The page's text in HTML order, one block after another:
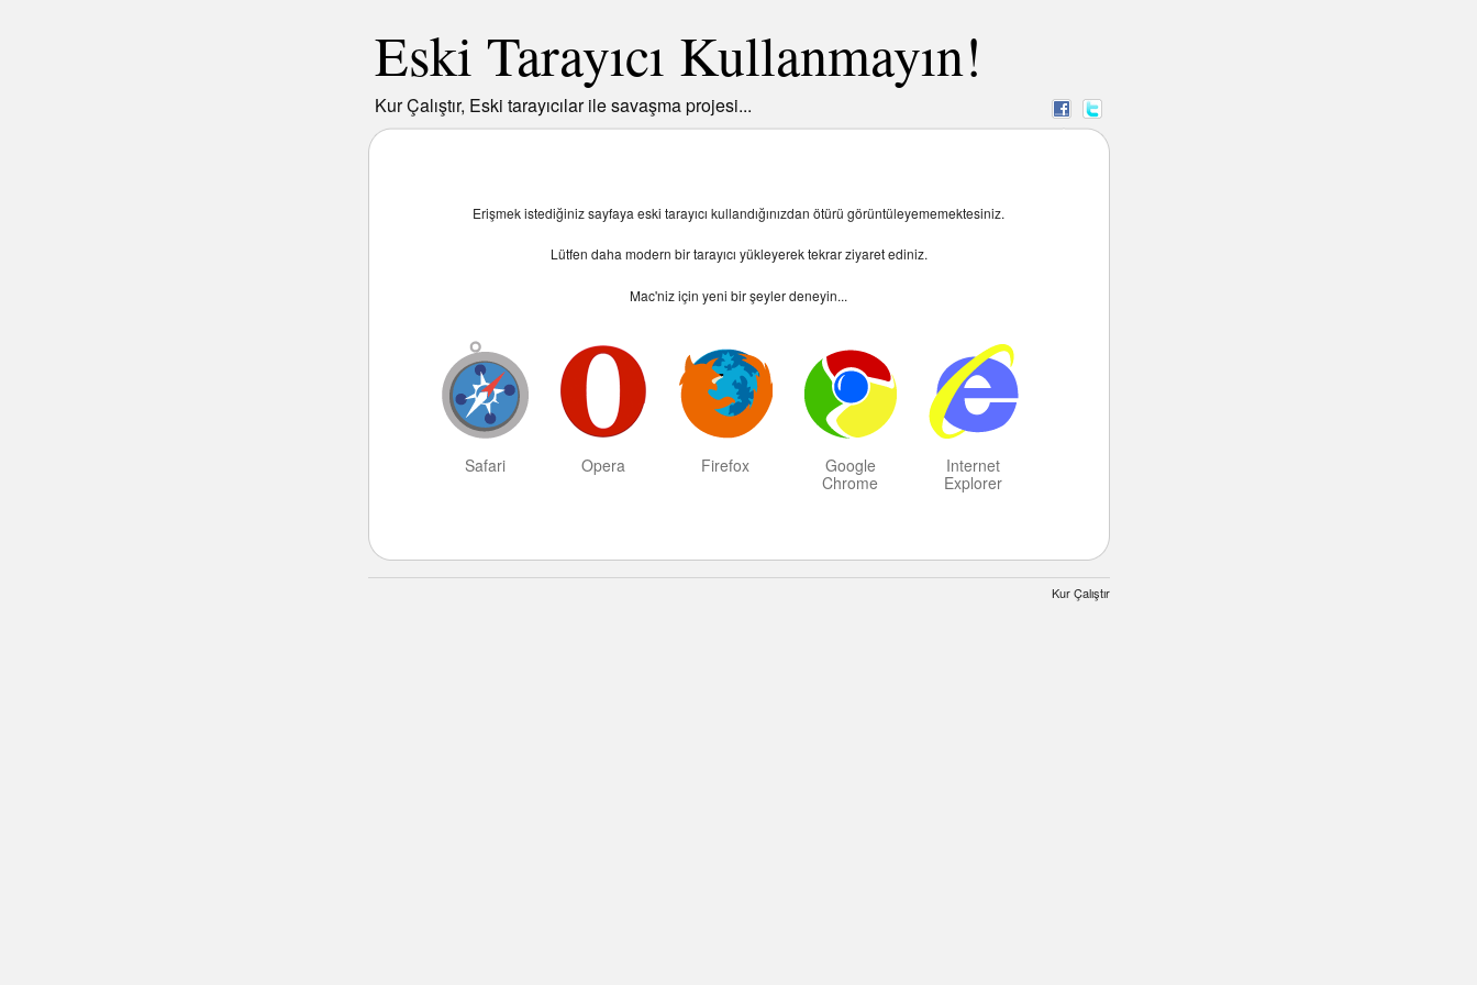
Eski Tarayıcı Kullanmayın!
Kur Çalıştır, Eski tarayıcılar ile savaşma projesi...
Erişmek istediğiniz sayfaya eski tarayıcı kullandığınızdan ötürü görüntüleyememektesiniz.
Lütfen daha modern bir tarayıcı yükleyerek tekrar ziyaret ediniz.
Mac'niz için yeni bir şeyler deneyin...
Safari Opera Firefox
Google
Chrome
Internet
Explorer
Kur Çalıştır